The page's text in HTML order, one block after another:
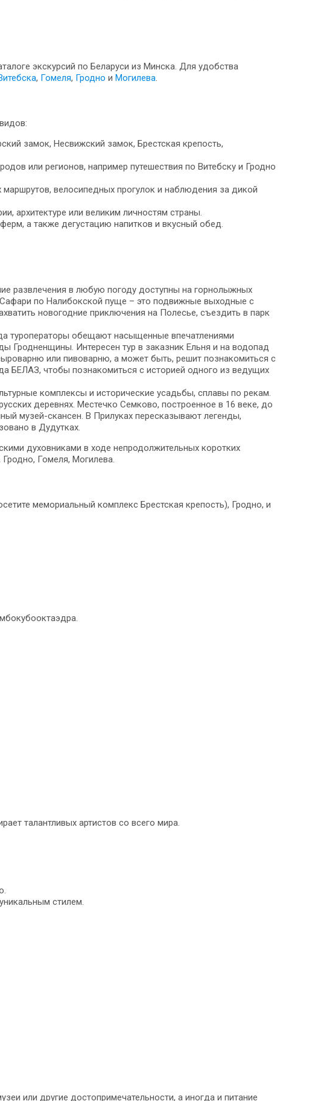
экскурсий по Беларуси из Минска. Для удобства
, Гомеля, Гродно и Могилева.
замок, Несвижский замок, Брестская крепость,
или регионов, например путешествия по Витебску и Гродно
велосипедных прогулок и наблюдения за дикой
архитектуре или великим личностям страны.
а также дегустацию напитков и вкусный обед.
развлечения в любую погоду доступны на горнолыжных
по Налибокской пуще – это подвижные выходные с
новогодние приключения на Полесье, съездить в парк
туроператоры обещают насыщенные впечатлениями
Гродненщины. Интересен тур в заказник Ельня и на водопад
или пивоварню, а может быть, решит познакомиться с
БЕЛАЗ, чтобы познакомиться с историей одного из ведущих
комплексы и исторические усадьбы, сплавы по рекам.
деревнях. Местечко Семково, построенное в 16 веке, до
музей-скансен. В Прилуках пересказывают легенды,
в Дудутках.
духовниками в ходе непродолжительных коротких
Гомеля, Могилева.
мемориальный комплекс Брестская крепость), Гродно, и
талантливых артистов со всего мира.
стилем.
или другие достопримечательности, а иногда и питание